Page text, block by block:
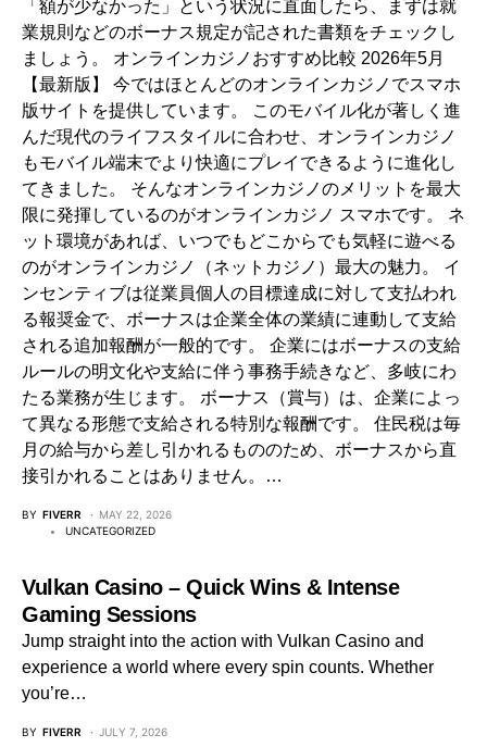
「額が少なかった」という状況に直面したら、まずは就
業規則などのボーナス規定が記された書類をチェックし
ましょう。 オンラインカジノおすすめ比較 2026年5月
【最新版】 今ではほとんどのオンラインカジノでスマホ
版サイトを提供しています。 このモバイル化が著しく進
んだ現代のライフスタイルに合わせ、オンラインカジノ
もモバイル端末でより快適にプレイできるように進化し
てきました。 そんなオンラインカジノのメリットを最大
限に発揮しているのがオンラインカジノ スマホです。 ネ
ット環境があれば、いつでもどこからでも気軽に遊べる
のがオンラインカジノ（ネットカジノ）最大の魅力。 イ
ンセンティブは従業員個人の目標達成に対して支払われ
る報奨金で、ボーナスは企業全体の業績に連動して支給
される追加報酬が一般的です。 企業にはボーナスの支給
ルールの明文化や支給に伴う事務手続きなど、多岐にわ
たる業務が生じます。 ボーナス（賞与）は、企業によっ
て異なる形態で支給される特別な報酬です。 住民税は毎
月の給与から差し引かれるもののため、ボーナスから直
接引かれることはありません。…
BY FIVERR
MAY 22, 2026
UNCATEGORIZED
Vulkan Casino – Quick Wins & Intense
Gaming Sessions
Jump straight into the action with Vulkan Casino and
experience a world where every spin counts. Whether
you’re…
BY FIVERR JULY 7, 2026